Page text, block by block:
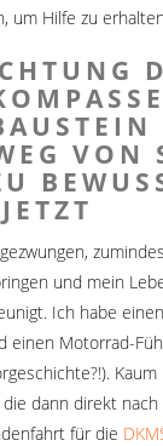
um Hilfe zu
VON
und mein
Ich habe
einen Motorrad-
dann direkt
für die